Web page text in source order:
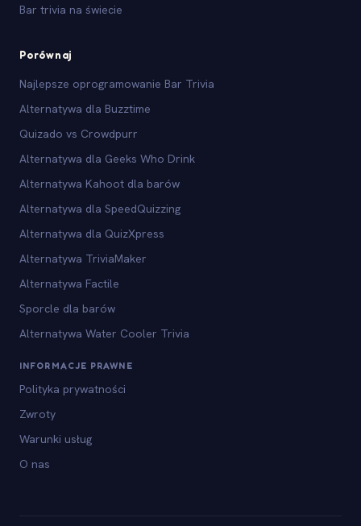
Bar trivia na świecie
Porównaj
Najlepsze oprogramowanie Bar Trivia
Alternatywa dla Buzztime
Quizado vs Crowdpurr
Alternatywa dla Geeks Who Drink
Alternatywa Kahoot dla barów
Alternatywa dla SpeedQuizzing
Alternatywa dla QuizXpress
Alternatywa TriviaMaker
Alternatywa Factile
Sporcle dla barów
Alternatywa Water Cooler Trivia
INFORMACJE PRAWNE
Polityka prywatności
Zwroty
Warunki usług
O nas